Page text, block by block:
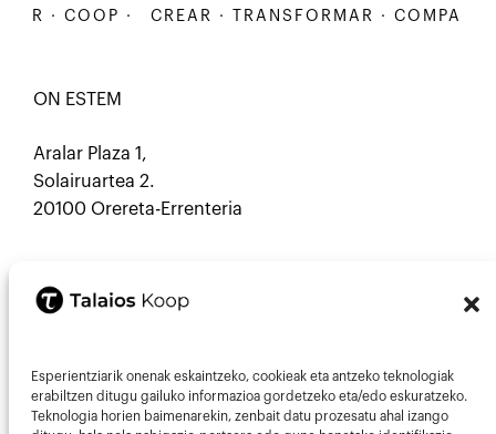
Esperientziarik onenak eskaintzeko, cookieak eta antzeko teknologiak
erabiltzen ditugu gailuko informazioa gordetzeko eta/edo eskuratzeko.
Teknologia horien baimenarekin, zenbait datu prozesatu ahal izango
COOP · CREAR · TRANSFORMAR · COMPARTIR ·
ON ESTEM
Aralar Plaza 1,
Solairuartea 2.
20100 Orereta-Errenteria
Mastodon Correu electrònic